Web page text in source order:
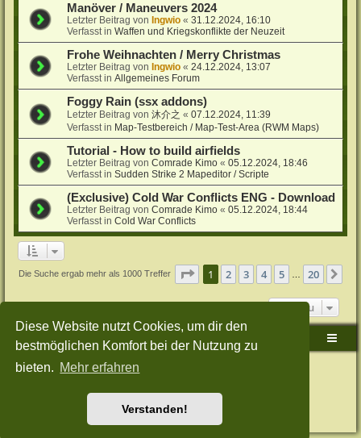
Diese Website nutzt Cookies, um dir den
bestmöglichen Komfort bei der Nutzung zu
bieten. Mehr erfahren
Verstanden!
Manöver / Maneuvers 2024
Letzter Beitrag vonIngwio «31.12.2024, 16:10
Verfasst inWaffen und Kriegskonflikte der Neuzeit
Frohe Weihnachten / Merry Christmas
Letzter Beitrag vonIngwio «24.12.2024, 13:07
Verfasst inAllgemeines Forum
Foggy Rain (ssx addons)
Letzter Beitrag von沐介之 «07.12.2024, 11:39
Verfasst in Map-Testbereich / Map-Test-Area (RWM Maps)
Tutorial - How to build airfields
Letzter Beitrag vonComrade Kimo «05.12.2024, 18:46
Verfasst inSudden Strike 2 Mapeditor / Scripte
(Exclusive) Cold War Conflicts ENG - Download
Letzter Beitrag vonComrade Kimo «05.12.2024, 18:44
Verfasst inCold War Conflicts
Die Suche ergab mehr als 1000 Treffer Seite 1von 20
1 2 3 4 5 20
Gehe zu
Sudden-Strike-Maps.de Hauptseite Foren-Übersicht
Powered byphpBB® Forum Software © phpBB Limited
Style: Green-Style-Split by Joyce&LunaphpBB-Style-Design
Nutzungsbedingungen